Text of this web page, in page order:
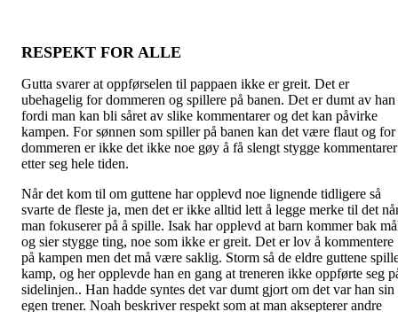
RESPEKT FOR ALLE
Gutta svarer at oppførselen til pappaen ikke er greit. Det er
ubehagelig for dommeren og spillere på banen. Det er dumt av han
fordi man kan bli såret av slike kommentarer og det kan påvirke
kampen. For sønnen som spiller på banen kan det være flaut og for
dommeren er ikke det ikke noe gøy å få slengt stygge kommentarer
etter seg hele tiden.
Når det kom til om guttene har opplevd noe lignende tidligere så
svarte de fleste ja, men det er ikke alltid lett å legge merke til det
man fokuserer på å spille. Isak har opplevd at barn kommer bak
og sier stygge ting, noe som ikke er greit. Det er lov å kommentere
på kampen men det må være saklig. Storm så de eldre guttene
kamp, og her opplevde han en gang at treneren ikke oppførte seg
sidelinjen.. Han hadde syntes det var dumt gjort om det var han sin
egen trener. Noah beskriver respekt som at man aksepterer andre